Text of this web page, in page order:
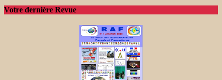
Votre dernière Revue